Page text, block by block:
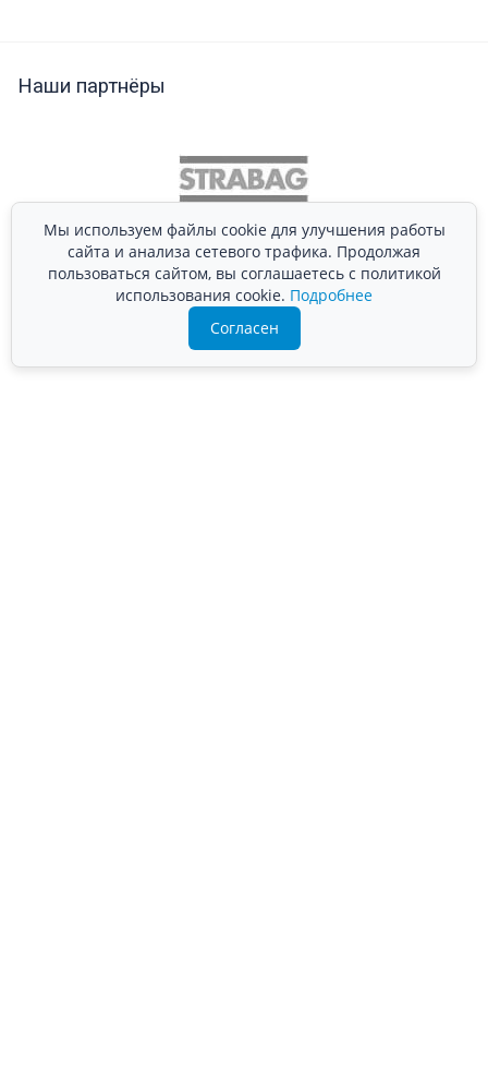
Наши партнёры
Подробно расскажем о наших услугах, видах работ и
Мы используем файлы cookie для улучшения работы
сайта и анализа сетевого трафика. Продолжая
пользоваться сайтом, вы соглашаетесь с политикой
использования cookie. Подробнее
Согласен